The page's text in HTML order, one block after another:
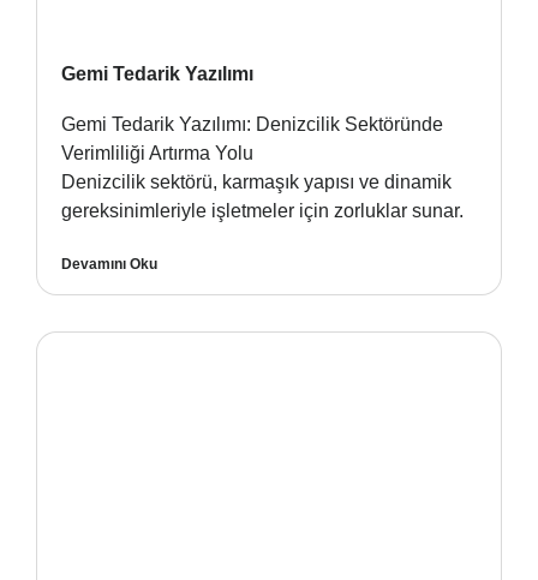
Gemi Tedarik Yazılımı
Gemi Tedarik Yazılımı: Denizcilik Sektöründe
Verimliliği Artırma Yolu
Denizcilik sektörü, karmaşık yapısı ve dinamik
gereksinimleriyle işletmeler için zorluklar sunar.
Devamını Oku